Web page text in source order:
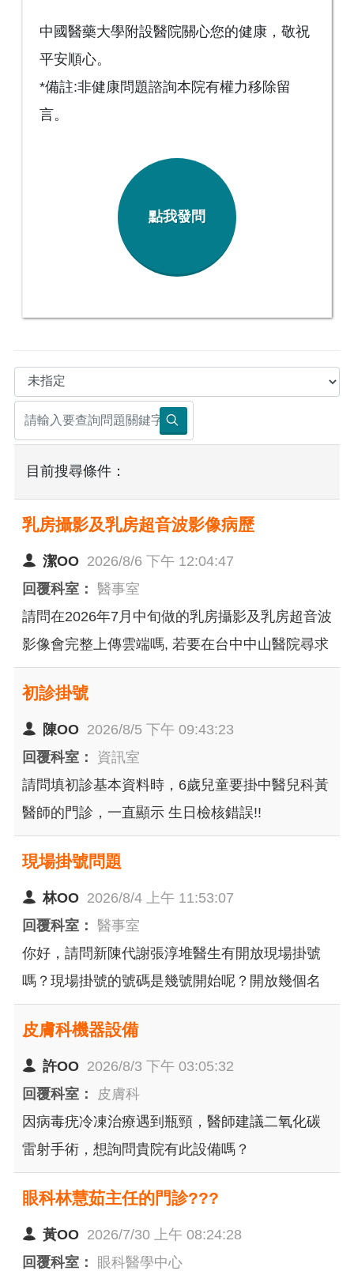
中國醫藥大學附設醫院關心您的健康，敬祝
平安順心。
*備註:非健康問題諮詢本院有權力移除留
言。
點我發問
目前搜尋條件：
乳房攝影及乳房超音波影像病歷
潔OO 2026/8/6 下午 12:04:47
回覆科室： 醫事室
請問在2026年7月中旬做的乳房攝影及乳房超音波
影像會完整上傳雲端嗎, 若要在台中中山醫院尋求
第二意見, 中山醫師可以查閱完整影像嗎？ 若需
要調閱影像的話如何辦理（時間／地點／費
用）？ 謝謝！
初診掛號
陳OO 2026/8/5 下午 09:43:23
回覆科室： 資訊室
請問填初診基本資料時，6歲兒童要掛中醫兒科黃
醫師的門診，一直顯示 生日檢核錯誤!!
現場掛號問題
林OO 2026/8/4 上午 11:53:07
回覆科室： 醫事室
你好，請問新陳代謝張淳堆醫生有開放現場掛號
嗎？現場掛號的號碼是幾號開始呢？開放幾個名
額呢？謝謝。
皮膚科機器設備
許OO 2026/8/3 下午 03:05:32
回覆科室：
皮膚科
因病毒疣冷凍治療遇到瓶頸，醫師建議二氧化碳
雷射手術，想詢問貴院有此設備嗎？
眼科林慧茹主任的門診???
黃OO 2026/7/30 上午 08:24:28
回覆科室： 眼科醫學中心